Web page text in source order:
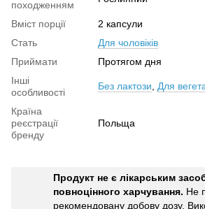
походженням
Вміст порції
2 капсули
Стать
Для чоловіків
Приймати
Протягом дня
Інші
особливості
Без лактози Для
Країна
реєстрації
бренду
Польща
Продукт не є лікарським
повноцінного харчування. Не
рекомендовану добову дозу.